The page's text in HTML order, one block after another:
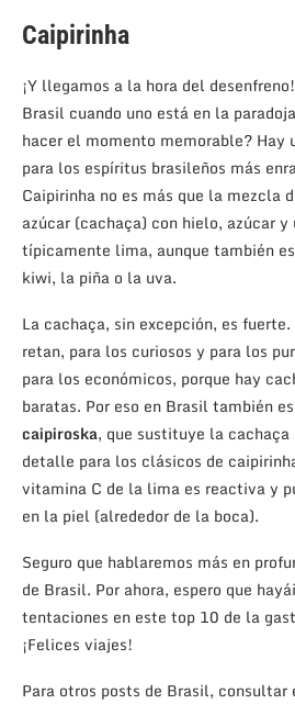
Caipirinha
¡Y llegamos a la hora del
Brasil cuando uno está en la
hacer el momento memorable? Hay
para los espíritus brasileños más
Caipirinha no es más que la mezcla
azúcar (cachaça) con hielo, azúcar
típicamente lima, aunque también
kiwi, la piña o la uva.
La cachaça, sin excepción, es
retan, para los curiosos y para los
para los económicos, porque hay
baratas. Por eso en Brasil también
caipiroska, que sustituye la
detalle para los clásicos de
vitamina C de la lima es reactiva y
en la piel (alrededor de la boca).
Seguro que hablaremos más en
de Brasil. Por ahora, espero que
tentaciones en este top 10 de la
¡Felices viajes!
Para otros posts de Brasil, consultar